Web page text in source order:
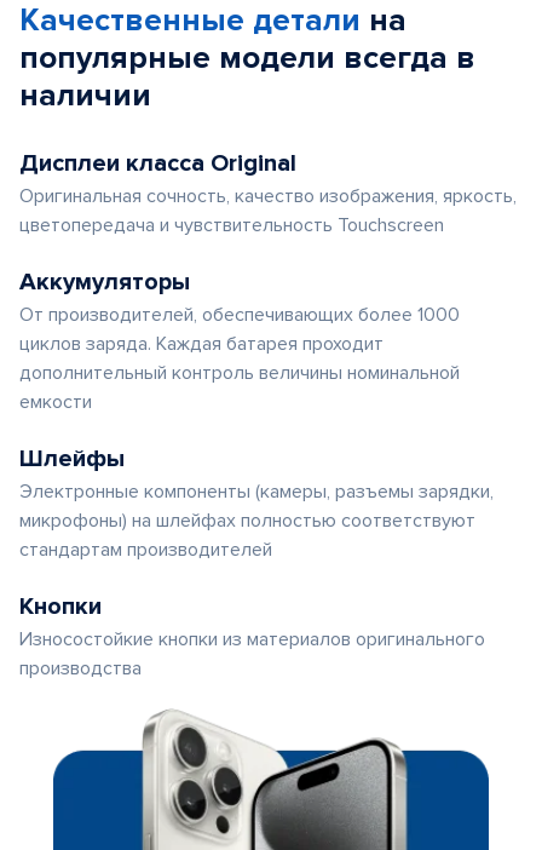
Качественные детали на
популярные модели всегда в
наличии
Дисплеи класса Original
Оригинальная сочность, качество изображения, яркость,
цветопередача и чувствительность Touchscreen
Аккумуляторы
От производителей, обеспечивающих более 1000
циклов заряда. Каждая батарея проходит
дополнительный контроль величины номинальной
емкости
Шлейфы
Электронные компоненты (камеры, разъемы зарядки,
микрофоны) на шлейфах полностью соответствуют
стандартам производителей
Кнопки
Износостойкие кнопки из материалов оригинального
производства